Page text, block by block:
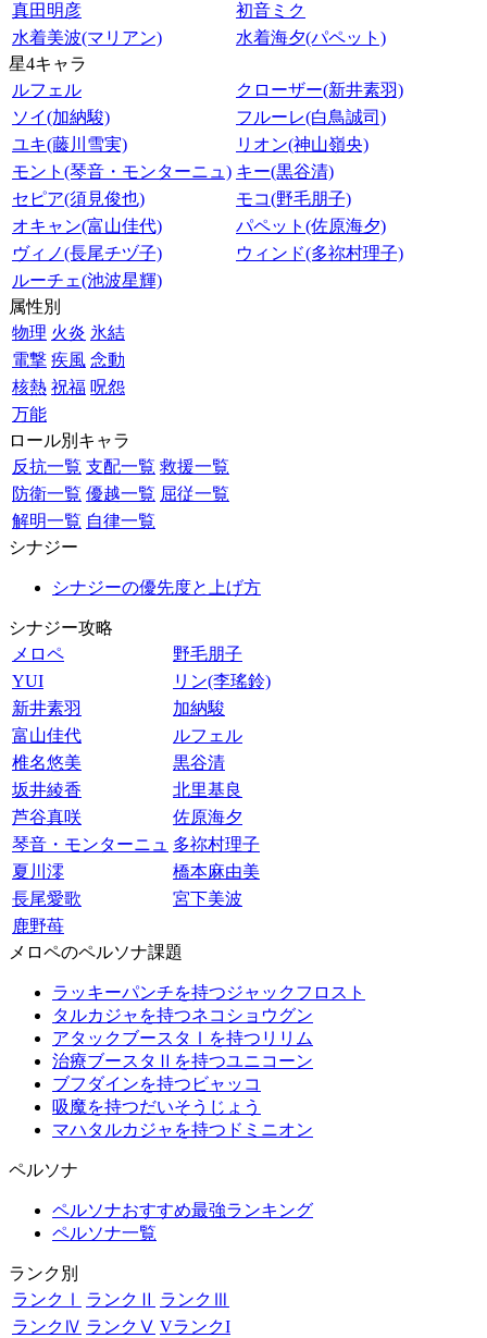
真田明彦
初音ミク
水着美波(マリアン)
水着海夕(パペット)
星4キャラ
ルフェル
クローザー(新井素羽)
ソイ(加納駿)
フルーレ(白鳥誠司)
ユキ(藤川雪実)
リオン(神山嶺央)
モント(琴音・モンターニュ) キー(黒谷清)
セピア(須見俊也)
モコ(野毛朋子)
オキャン(富山佳代)
パペット(佐原海夕)
ヴィノ(長尾チヅ子)
ウィンド(多祢村理子)
ルーチェ(池波星輝)
属性別
物理 火炎 氷結
電撃 疾風 念動
核熱 祝福 呪怨
万能
ロール別キャラ
反抗一覧 支配一覧 救援一覧
防衛一覧 優越一覧 屈従一覧
解明一覧 自律一覧
シナジー
シナジーの優先度と上げ方
シナジー攻略
メロペ
野毛朋子
YUI
リン(李瑤鈴)
新井素羽
加納駿
富山佳代
ルフェル
椎名悠美
黒谷清
坂井綾香
北里基良
芦谷真咲
佐原海夕
琴音・モンターニュ 多祢村理子
夏川澪
橋本麻由美
長尾愛歌
宮下美波
鹿野苺
メロペのペルソナ課題
ラッキーパンチを持つジャックフロスト
タルカジャを持つネコショウグン
アタックブースタⅠを持つリリム
治療ブースタⅡを持つユニコーン
ブフダインを持つビャッコ
吸魔を持つだいそうじょう
マハタルカジャを持つドミニオン
ペルソナ
ペルソナおすすめ最強ランキング
ペルソナ一覧
ランク別
ランクⅠ
ランクⅡ ランクⅢ
ランクⅣ ランクⅤ VランクI